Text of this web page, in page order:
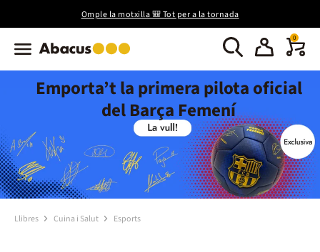
Omple la motxilla 🎒 Tot per a la tornada
0
Emporta’t la primera pilota oficial
del Barça Femení
Llibres Cuina i Salut Esports